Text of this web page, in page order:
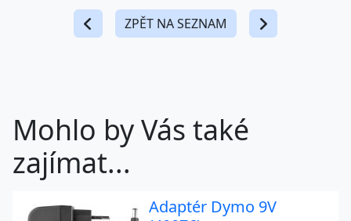
ZPĚT NA SEZNAM
Mohlo by Vás také
zajímat...
Adaptér Dymo 9V